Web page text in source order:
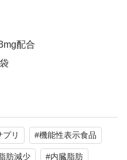
配合
基本に、食事のバランス
プリ #機能性表示食品
肪減少 #内臓脂肪